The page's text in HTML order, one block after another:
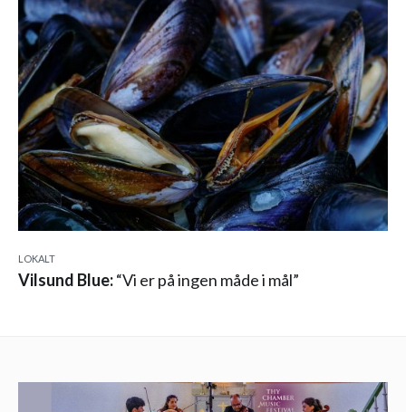
LOKALT
Vilsund Blue:“Vi er på ingen måde i mål”